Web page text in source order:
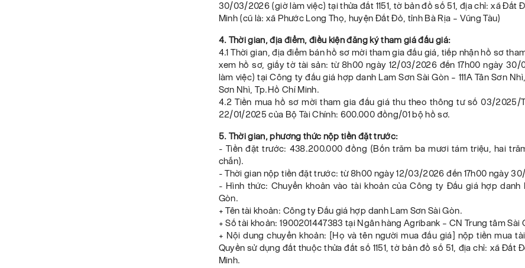
30/03/2026 (giờ làm việc) tại thửa đất 1151, tờ bản đồ số 51, địa chỉ: xã Đất
Minh (cũ là: xã Phước Long Thọ, huyện Đất Đỏ, tỉnh Bà Rịa – Vũng Tàu)
4. Thời gian, địa điểm, điều kiện đăng ký tham giá đấu giá:
4.1 Thời gian, địa điểm bán hồ sơ mời tham gia đấu giá, tiếp nhận hồ sơ
xem hồ sơ, giấy tờ tài sản: từ 8h00 ngày 12/03/2026 đến 17h00 ngày
làm việc) tại Công ty đấu giá hợp danh Lam Sơn Sài Gòn – 111A Tân Sơn
Sơn Nhì, Tp.Hồ Chí Minh.
4.2 Tiền mua hồ sơ mời tham gia đấu giá thu theo thông tư số 03/2025/
22/01/2025 của Bộ Tài Chính: 600.000 đồng/01 bộ hồ sơ.
5. Thời gian, phương thức nộp tiền đặt trước:
- Tiền đặt trước: 438.200.000 đồng (Bốn trăm ba mươi tám triệu, hai
chẵn).
- Thời gian nộp tiền đặt trước: từ 8h00 ngày 12/03/2026 đến 17h00 ngày
- Hình thức: Chuyển khoản vào tài khoản của Công ty Đấu giá hợp danh
Gòn.
+ Tên tài khoản: Công ty Đấu giá hợp danh Lam Sơn Sài Gòn.
+ Số tài khoản: 1900201447383 tại Ngân hàng Agribank – CN Trung tâm Sài
+ Nội dung chuyển khoản: [Họ và tên người mua đấu giá] nộp tiền mua
Quyền sử dụng đất thuộc thửa đất số 1151, tờ bản đồ số 51, địa chỉ: xã Đất
Minh.